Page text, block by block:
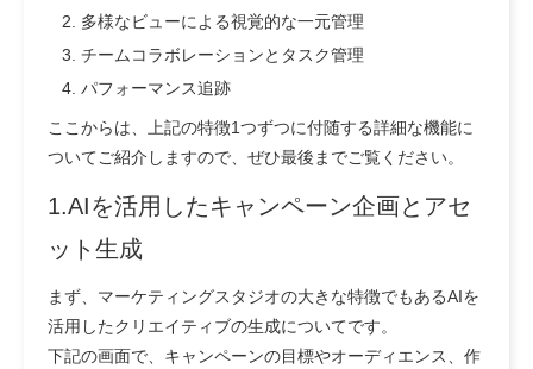
多様なビューによる視覚的な一元管理
チームコラボレーションとタスク管理
パフォーマンス追跡
ここからは、上記の特徴1つずつに付随する詳細な機能に
ついてご紹介しますので、ぜひ最後までご覧ください。
1.AIを活用したキャンペーン企画とアセ
ット生成
まず、マーケティングスタジオの大きな特徴でもあるAIを
活用したクリエイティブの生成についてです。
下記の画面で、キャンペーンの目標やオーディエンス、作